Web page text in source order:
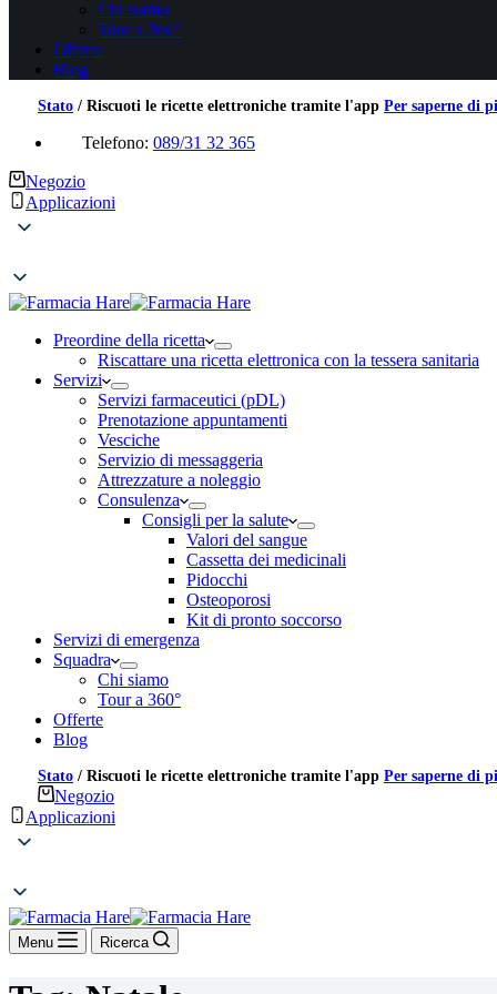
Chi siamo
Tour a 360°
Offerte
Blog
Stato / Riscuoti le ricette elettroniche tramite l'app Per saperne di
Telefono: 089/31 32 365
Negozio
Applicazioni
Preordine della ricetta
Riscattare una ricetta elettronica con la tessera sanitaria
Servizi
Servizi farmaceutici (pDL)
Prenotazione appuntamenti
Vesciche
Servizio di messaggeria
Attrezzature a noleggio
Consulenza
Consigli per la salute
Valori del sangue
Cassetta dei medicinali
Pidocchi
Osteoporosi
Kit di pronto soccorso
Servizi di emergenza
Squadra
Chi siamo
Tour a 360°
Offerte
Blog
Stato / Riscuoti le ricette elettroniche tramite l'app Per saperne di
Negozio
Applicazioni
Menu Ricerca